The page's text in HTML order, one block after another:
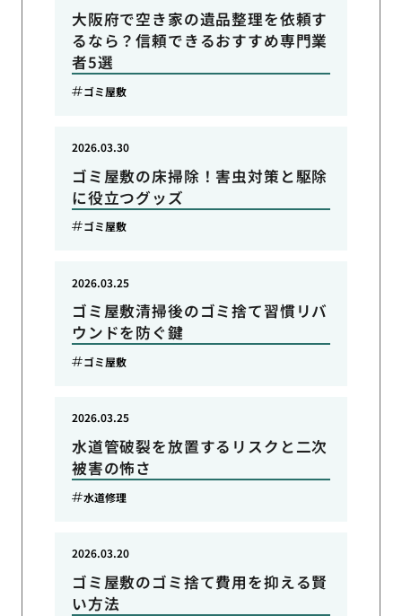
大阪府で空き家の遺品整理を依頼す
るなら？信頼できるおすすめ専門業
者5選
ゴミ屋敷
ゴミ屋敷の床掃除！害虫対策と駆除
に役立つグッズ
2026.03.30
ゴミ屋敷
ゴミ屋敷清掃後のゴミ捨て習慣リバ
ウンドを防ぐ鍵
2026.03.25
ゴミ屋敷
水道管破裂を放置するリスクと二次
被害の怖さ
2026.03.25
水道修理
ゴミ屋敷のゴミ捨て費用を抑える賢
い方法
2026.03.20